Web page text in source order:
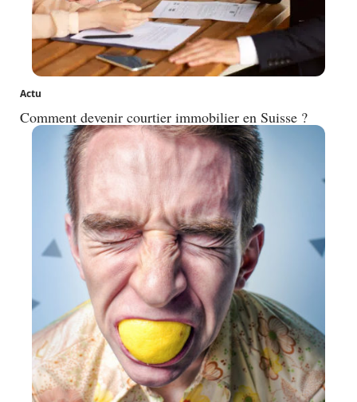
Actu
Comment devenir courtier immobilier en Suisse ?